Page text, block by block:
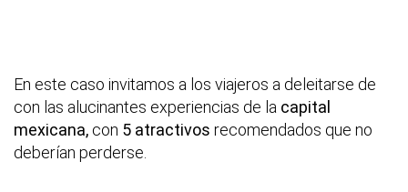
En este caso invitamos a los viajeros a deleitarse de
con las alucinantes experiencias de la capital
mexicana, con 5 atractivos recomendados que no
deberían perderse.